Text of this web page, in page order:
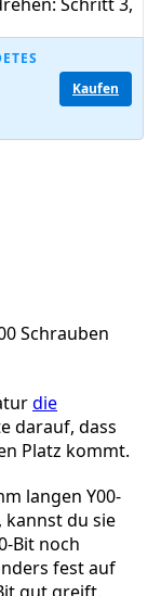
Kommentieren
Kaufen
Schrauben
die
darauf, dass
Platz kommt.
langen Y00-
kannst du sie
Bit noch
fest auf